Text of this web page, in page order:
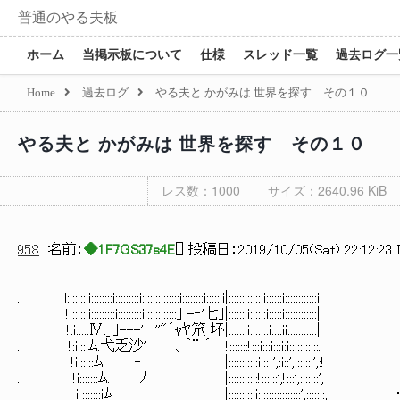
普通のやる夫板
ホーム 当掲示板について 仕様 スレッド一覧 過去ログ
Home 過去ログ やる夫と かがみは 世界を探す その１０
やる夫と かがみは 世界を探す その１０
レス数：1000 サイズ：2640.96 KiB
958 名前： ◆1F7GS37s4E ] 投稿日： 2019/10/05(Sat) 22:12:23
. l::::::::i::::::::i:::::::::i::::::::::::::i::::::::i::::::i|::::::::::::ii::::::i::::::::::::i
!:::::::i:::::::::i:::::::::i::::::::::::｣ -‐'七｣|:::::::i::::i:i:::::i::::::::::::|
!:i:::::Ⅳ:_:｣---'‐ ''"´ｬﾔ笊 坏|:::::::i::::i::i::::ii:::::::::::|
. !:i::::ﾑ.弋乏沙' 、｀¨ ´ !:::::::!:::i:::i:::i:i:::::::::::.
!i::::::ﾑ. ‐ |::::::i::::i::: ',:i::',:::::::',:!
. !i:::::::ﾑ. ﾉ |:::::::::::!::::::',!:::',:::::::',
i!:::::::iﾑ |::::::::::i::::::::::::::::',:::::::,